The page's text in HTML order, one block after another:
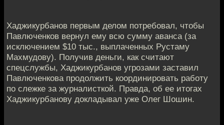
Хаджикурбанов первым делом потребовал, чтобы
Павлюченков вернул ему всю сумму аванса (за
исключением $10 тыс., выплаченных Рустаму
Махмудову). Получив деньги, как считают
спецслужбы, Хаджикурбанов угрозами заставил
Павлюченкова продолжить координировать работу
по слежке за журналисткой. Правда, об ее итогах
Хаджикурбанову докладывал уже Олег Шошин.